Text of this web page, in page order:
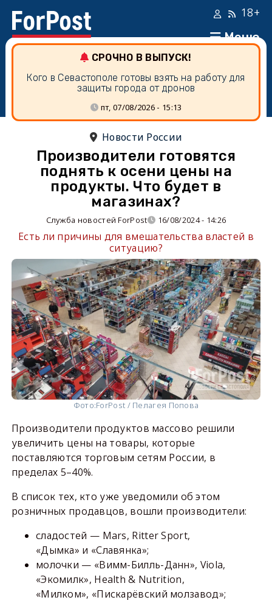
Меню
18+
СРОЧНО В ВЫПУСК!
Кого в Севастополе готовы взять на работу для
защиты города от дронов
пт, 07/08/2026 - 15:13
Новости России
Производители готовятся
поднять к осени цены на
продукты. Что будет в
магазинах?
Служба новостей ForPost 16/08/2024 - 14:26
Есть ли причины для вмешательства властей в
ситуацию?
Фото:ForPost / Пелагея Попова
Производители продуктов массово решили
увеличить цены на товары, которые
поставляются торговым сетям России, в
пределах 5–40%.
В список тех, кто уже уведомили об этом
розничных продавцов, вошли производители:
сладостей — Mars, Ritter Sport,
«Дымка» и «Славянка»;
молочки — «Вимм-Билль-Данн», Viola,
«Экомилк», Health & Nutrition,
«Милком», «Пискарёвский молзавод»;